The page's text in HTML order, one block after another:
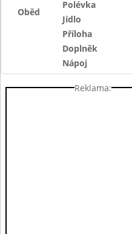
Oběd
Polévka
Jídlo
Příloha
Doplněk
Nápoj
Reklama: